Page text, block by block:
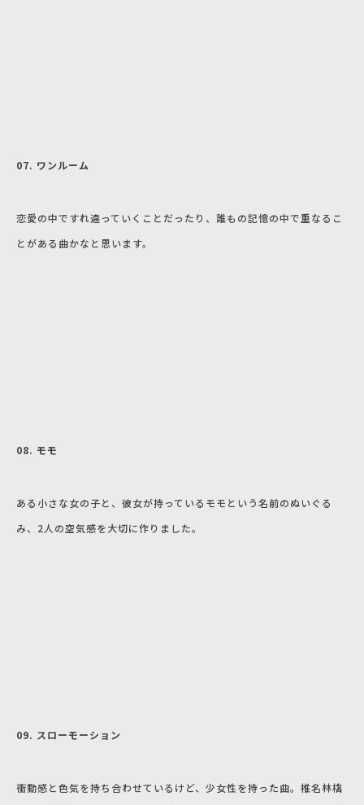
07. ワンルーム
恋愛の中ですれ違っていくことだったり、誰もの記憶の中で重なるこ
とがある曲かなと思います。
08. モモ
ある小さな女の子と、彼女が持っているモモという名前のぬいぐる
み、2人の空気感を大切に作りました。
09. スローモーション
衝動感と色気を持ち合わせているけど、少女性を持った曲。椎名林檎